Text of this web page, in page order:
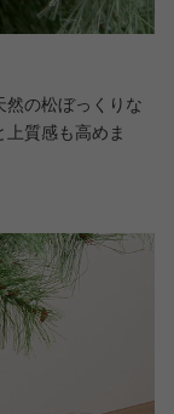
然の松ぼっくりな
質感も高めま